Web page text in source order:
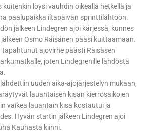
löysi vauhdin oikealla hetkellä ja
paalupaikka iltapäivän sprinttilähtöön.
jälkeen Lindegren ajoi kärjessä, kunnes
Osmo Räisänen pääsi kuittaamaan.
tapahtunut ajovirhe päästi Räisäsen
joten Lindegrenille lähdöstä
uuden aika-ajojärjestelyn mukaan,
lauantaisen kisan kierrosaikojen
vaikea lauantain kisa kostautui ja
Hyvän startin jälkeen Lindegren ajoi
Kauhasta kiinni.